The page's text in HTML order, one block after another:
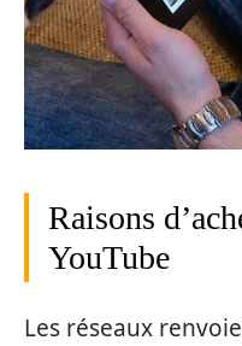
Raisons
YouTube
Les réseaux